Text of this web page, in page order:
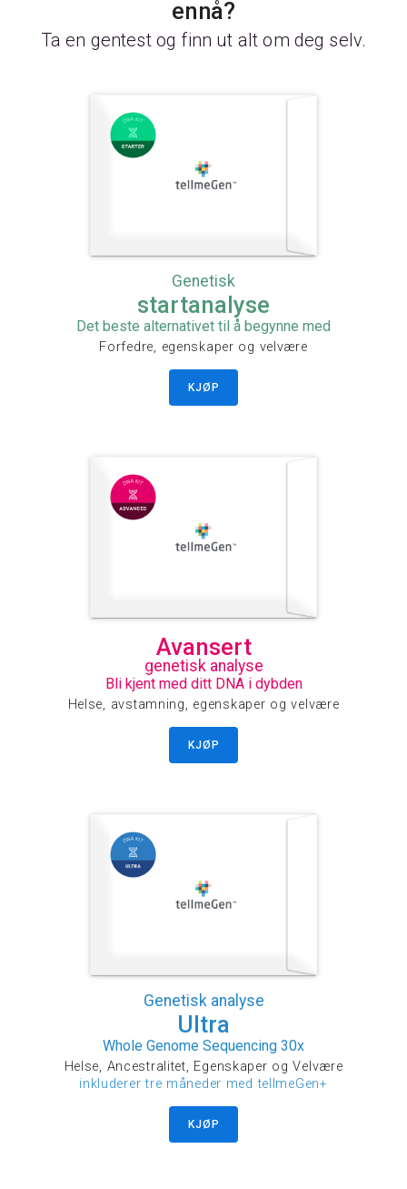
ennå?
Ta en gentest og finn ut alt om deg selv.
Genetisk
startanalyse
Det beste alternativet til å begynne med
Forfedre, egenskaper og velvære
KJØP
Avansert
genetisk analyse
Bli kjent med ditt DNA i dybden
Helse, avstamning, egenskaper og velvære
KJØP
Genetisk analyse
Ultra
Whole Genome Sequencing 30x
Helse, Ancestralitet, Egenskaper og Velvære
inkluderer tre måneder med tellmeGen+
KJØP